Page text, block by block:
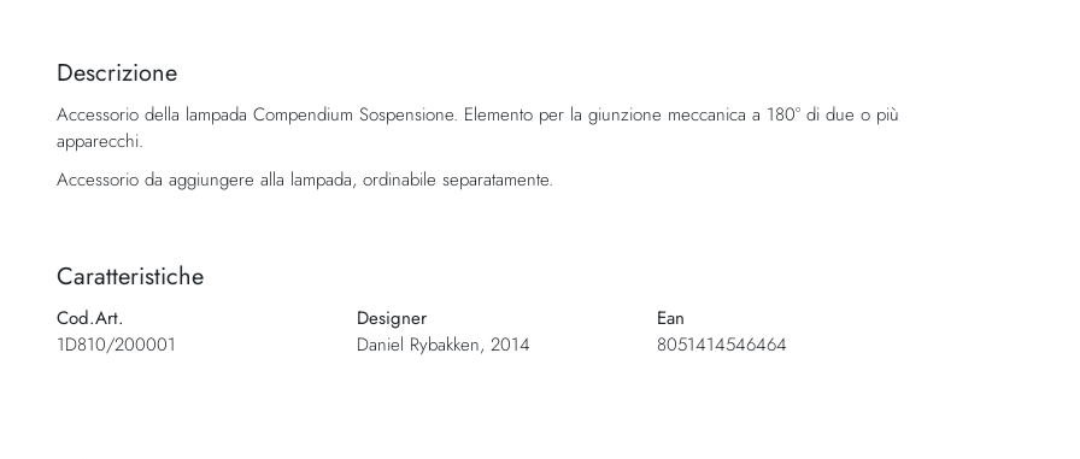
della
di
immagini
Descrizione
Accessorio della lampada Compendium Sospensione. Elemento per la giunzione meccanica a 180° di due o più
apparecchi.
Accessorio da aggiungere alla lampada, ordinabile separatamente.
Caratteristiche
Cod.Art.
1D810/200001
Designer
Daniel Rybakken, 2014
Ean
8051414546464